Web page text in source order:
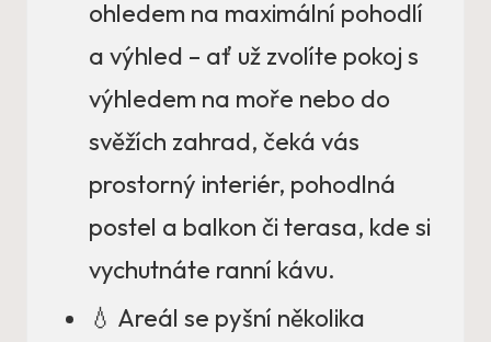
ohledem na maximální pohodlí
a výhled – ať už zvolíte pokoj s
výhledem na moře nebo do
svěžích zahrad, čeká vás
prostorný interiér, pohodlná
postel a balkon či terasa, kde si
vychutnáte ranní kávu.
💧 Areál se pyšní několika